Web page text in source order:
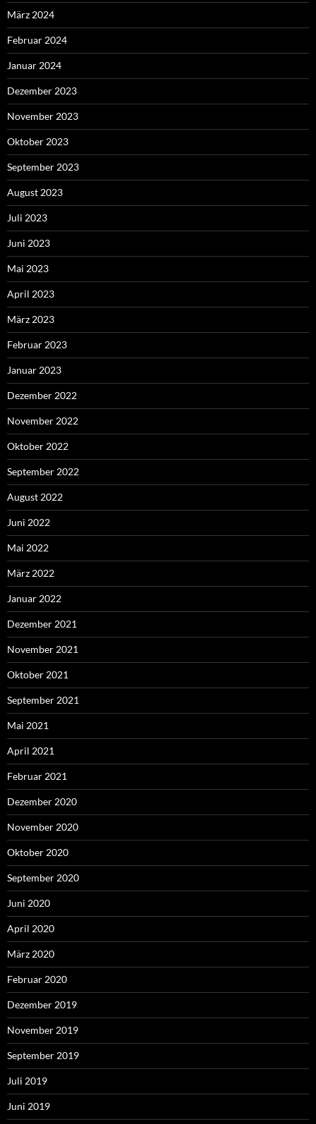
März 2024
Februar 2024
Januar 2024
Dezember 2023
November 2023
Oktober 2023
September 2023
August 2023
Juli 2023
Juni 2023
Mai 2023
April 2023
März 2023
Februar 2023
Januar 2023
Dezember 2022
November 2022
Oktober 2022
September 2022
August 2022
Juni 2022
Mai 2022
März 2022
Januar 2022
Dezember 2021
November 2021
Oktober 2021
September 2021
Mai 2021
April 2021
Februar 2021
Dezember 2020
November 2020
Oktober 2020
September 2020
Juni 2020
April 2020
März 2020
Februar 2020
Dezember 2019
November 2019
September 2019
Juli 2019
Juni 2019